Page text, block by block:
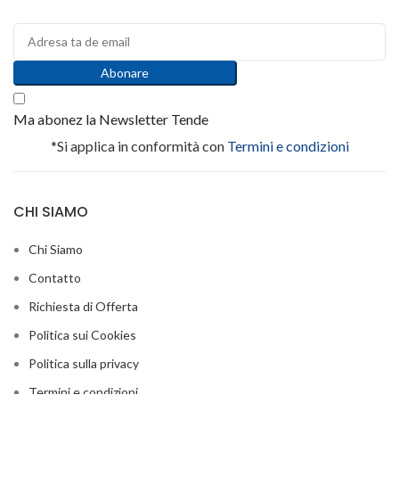
Abonare
Ma abonez la Newsletter Tende
*Si applica in conformità con Termini e condizioni
CHI SIAMO
Chi Siamo
Contatto
Richiesta di Offerta
Politica sui Cookies
Politica sulla privacy
Termini e condizioni